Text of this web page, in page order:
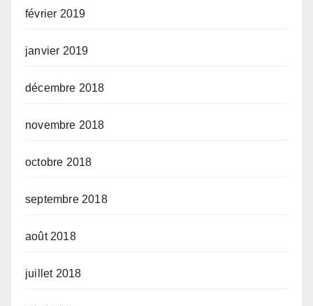
février 2019
janvier 2019
décembre 2018
novembre 2018
octobre 2018
septembre 2018
août 2018
juillet 2018